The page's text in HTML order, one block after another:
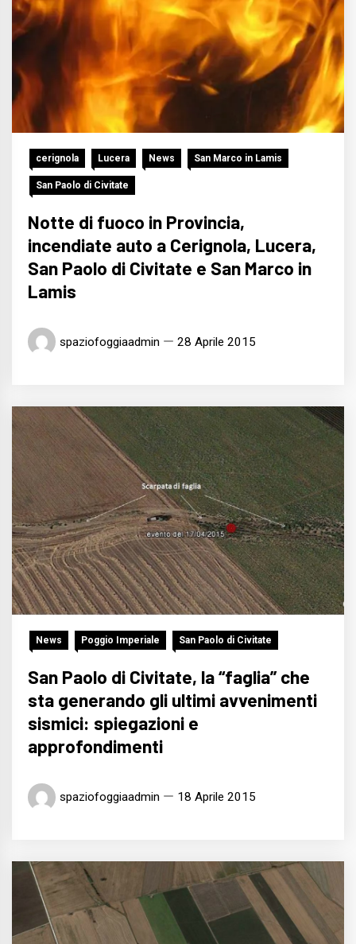
cerignola Lucera News San Marco in Lamis
San Paolo di Civitate
Notte di fuoco in Provincia,
incendiate auto a Cerignola, Lucera,
San Paolo di Civitate e San Marco in
Lamis
spaziofoggiaadmin 28 Aprile 2015
News Poggio Imperiale San Paolo di Civitate
San Paolo di Civitate, la “faglia” che
sta generando gli ultimi avvenimenti
sismici: spiegazioni e
approfondimenti
spaziofoggiaadmin 18 Aprile 2015